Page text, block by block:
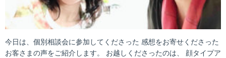
今日は、個別相談会に参加してくださった 感想をお寄せくださった
お客さまの声をご紹介します。 お越しくださったのは、 顔タイプア